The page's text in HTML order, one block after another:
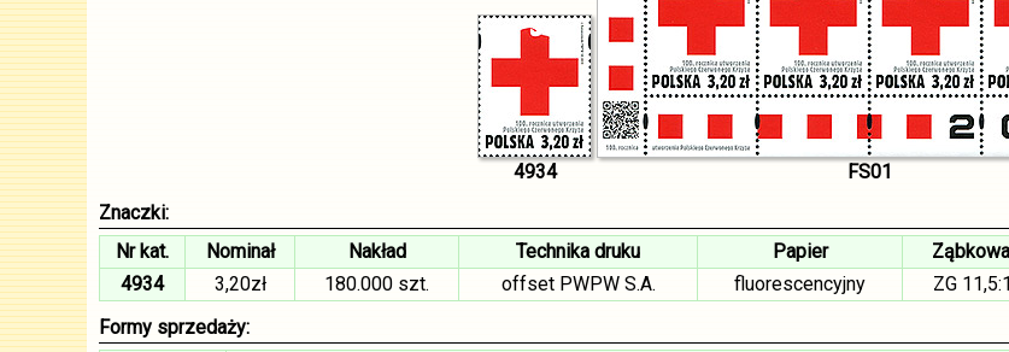
4934
FS01
Znaczki:
Nr kat.
Nominał Nakład Technika druku Papier
4934
3,20zł 180.000 szt. offset PWPW S.A. fluorescencyjny ZG
Formy sprzedaży: